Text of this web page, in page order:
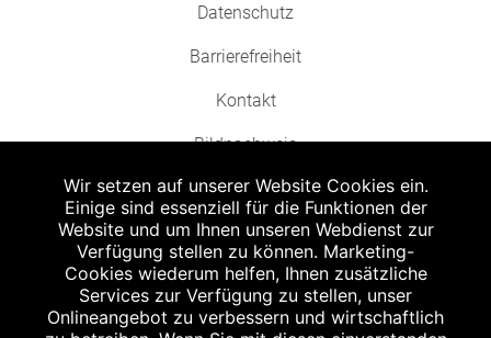
Datenschutz
Barrierefreiheit
Kontakt
Bildnachweis
Abgabe in haushaltsüblichen Mengen, solange der Vorrat reicht. Für Druck-
und Satzfehler keine Haftung.
Zu Risiken und Nebenwirkungen lesen Sie die Packungsbeilage und fragen
Sie Ihren Arzt oder Apotheker.
Wir setzen auf unserer Website Cookies ein.
Einige sind essenziell für die Funktionen der
Website und um Ihnen unseren Webdienst zur
Verfügung stellen zu können. Marketing-
Cookies wiederum helfen, Ihnen zusätzliche
Services zur Verfügung zu stellen, unser
Onlineangebot zu verbessern und wirtschaftlich